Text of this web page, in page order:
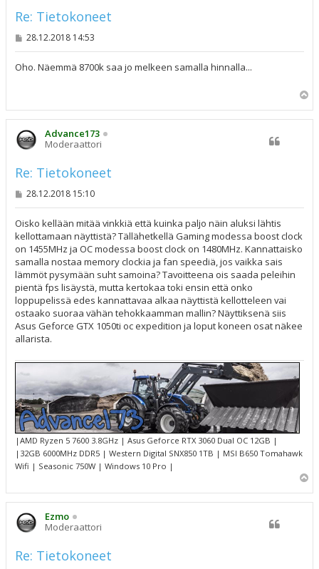
Re: Tietokoneet
V
s
28.12.2018 14:53
Oho. Näemmä 8700k saa jo melkeen samalla hinnalla...
ö
Advance173
Moderaattori
Re: Tietokoneet
V
s
t
i
28.12.2018 15:10
Oisko kellään mitää vinkkiä että kuinka paljo näin aluksi lähtis
kellottamaan näyttistä? Tällähetkellä Gaming modessa boost clock
on 1455MHz ja OC modessa boost clock on 1480MHz. Kannattaisko
samalla nostaa memory clockia ja fan speediä, jos vaikka sais
lämmöt pysymään suht samoina? Tavoitteena ois saada peleihin
pientä fps lisäystä, mutta kertokaa toki ensin että onko
loppupelissä edes kannattavaa alkaa näyttistä kellotteleen vai
ostaako suoraa vähän tehokkaamman mallin? Näyttiksenä siis
Asus Geforce GTX 1050ti oc expedition ja loput koneen osat näkee
allarista.
|AMD Ryzen 5 7600 3.8GHz | Asus Geforce RTX 3060 Dual OC 12GB |
|32GB 6000MHz DDR5 | Western Digital SNX850 1TB | MSI B650 Tomahawk
Wifi | Seasonic 750W | Windows 10 Pro |
ö
Ezmo
Moderaattori
Re: Tietokoneet